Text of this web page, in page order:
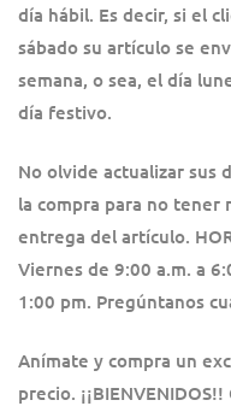
día hábil. Es decir, si el
sábado su artículo se
semana, o sea, el día
día festivo.
No olvide actualizar sus
la compra para no tener
entrega del artículo.
Viernes de 9:00 a.m. a
1:00 pm. Pregúntanos
Anímate y compra un
precio.